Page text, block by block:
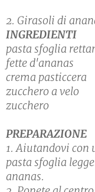
2. Girasoli di
INGREDIENTI
pasta sfoglia
fette d'ananas
crema pasticcera
zucchero a velo
zucchero
PREPARAZIONE
1. Aiutandovi con
pasta sfoglia
ananas.